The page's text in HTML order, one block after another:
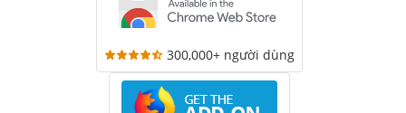
300,000+ người dùng